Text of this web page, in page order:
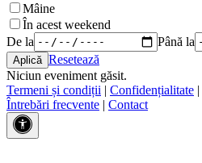
Mâine
În acest weekend
De la
Până la
Resetează
Niciun eveniment găsit.
Termeni și condiții | Confidențialitate |
Întrebări frecvente | Contact